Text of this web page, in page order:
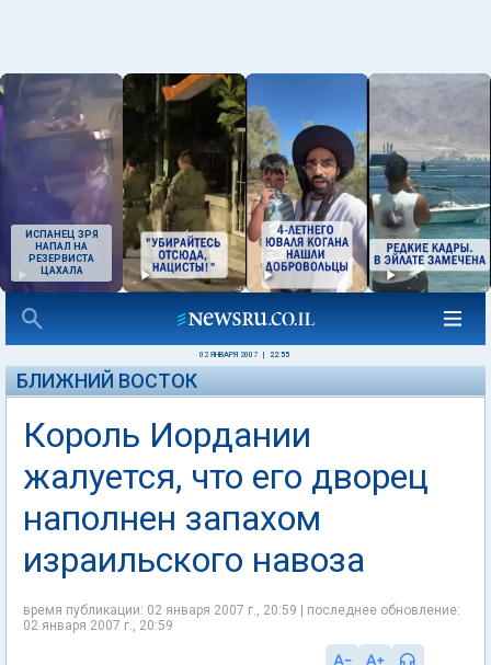
ИСПАНЕЦ ЗРЯ
НАПАЛ НА
РЕЗЕРВИСТА
ЦАХАЛА
02 ЯНВАРЯ 2007 22:55
БЛИЖНИЙ ВОСТОК
Король Иордании
жалуется, что его дворец
наполнен запахом
израильского навоза
время публикации: 02 января 2007 г., 20:59 | последнее обновление:
02 января 2007 г., 20:59